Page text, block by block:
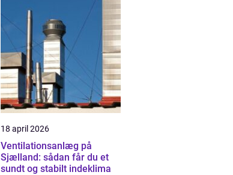
18 april 2026
Ventilationsanlæg på
Sjælland: sådan får du et
sundt og stabilt indeklima